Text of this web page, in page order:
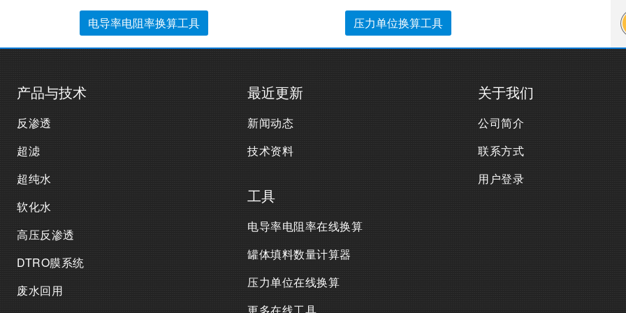
电导率电阻率换算工具 压力单位换算工具
产品与技术
反渗透
超滤
超纯水
软化水
高压反渗透
DTRO膜系统
废水回用
最近更新
新闻动态
技术资料
工具
电导率电阻率在线换算
罐体填料数量计算器
压力单位在线换算
更多在线工具
关于我们
公司简介
联系方式
用户登录